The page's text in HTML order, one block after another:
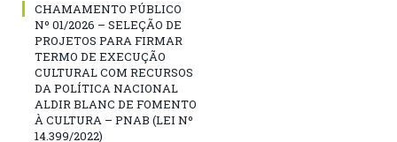
CHAMAMENTO PÚBLICO
Nº 01/2026 – SELEÇÃO DE
PROJETOS PARA FIRMAR
TERMO DE EXECUÇÃO
CULTURAL COM RECURSOS
DA POLÍTICA NACIONAL
ALDIR BLANC DE FOMENTO
À CULTURA – PNAB (LEI Nº
14.399/2022)